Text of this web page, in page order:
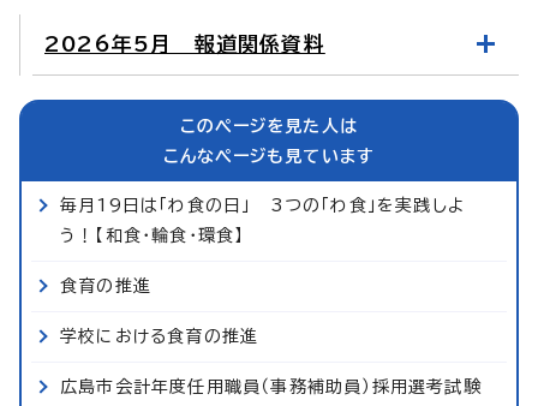
2026年5月 報道関係資料
このページを見た人は
こんなページも見ています
毎月19日は「わ食の日」 3つの「わ食」を実践しよ
う！【和食・輪食・環食】
食育の推進
学校における食育の推進
広島市会計年度任用職員（事務補助員）採用選考試験